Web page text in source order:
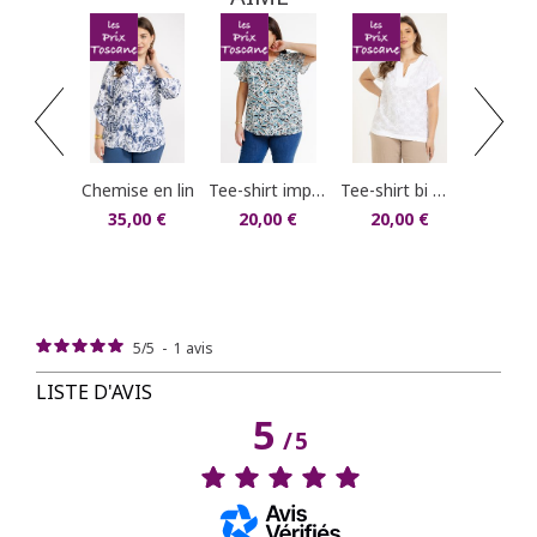
dans votre compte client (rubrique "Mes
commandes/détails").
chemise en lin
35,00 €
tee-shirt imprimé
20,00 €
tee-shirt bi matière losanges/fleurs 3d
20,00 €
5/5 - 1 avis
LISTE D'AVIS
5/5